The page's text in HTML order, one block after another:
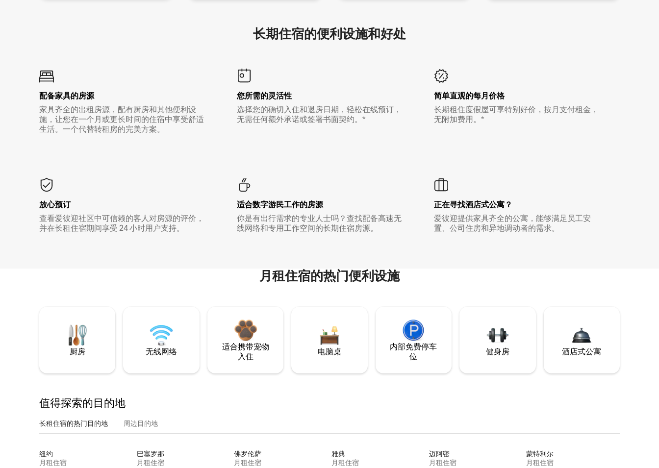
长期住宿的便利设施和好处
配备家具的房源
家具齐全的出租房源，配有厨房和其他便利设
施，让您在一个月或更长时间的住宿中享受舒适
生活。一个代替转租房的完美方案。
您所需的灵活性
选择您的确切入住和退房日期，轻松在线预订，
无需任何额外承诺或签署书面契约。*
简单直观的每月价格
长期租住度假屋可享特别好价，按月支付租金，
无附加费用。*
放心预订
查看爱彼迎社区中可信赖的客人对房源的评价，
并在长租住宿期间享受 24 小时用户支持。
适合数字游民工作的房源
你是有出行需求的专业人士吗？查找配备高速无
线网络和专用工作空间的长期住宿房源。
正在寻找酒店式公寓？
爱彼迎提供家具齐全的公寓，能够满足员工安
置、公司住房和异地调动者的需求。
月租住宿的热门便利设施
厨房 无线网络
适合携带宠物
入住
电脑桌
内部免费停车
位
健身房 酒店式公寓
值得探索的目的地
长租住宿的热门目的地 周边目的地
纽约
月租住宿
巴塞罗那
月租住宿
佛罗伦萨
月租住宿
雅典
月租住宿
迈阿密
月租住宿
蒙特利尔
月租住宿